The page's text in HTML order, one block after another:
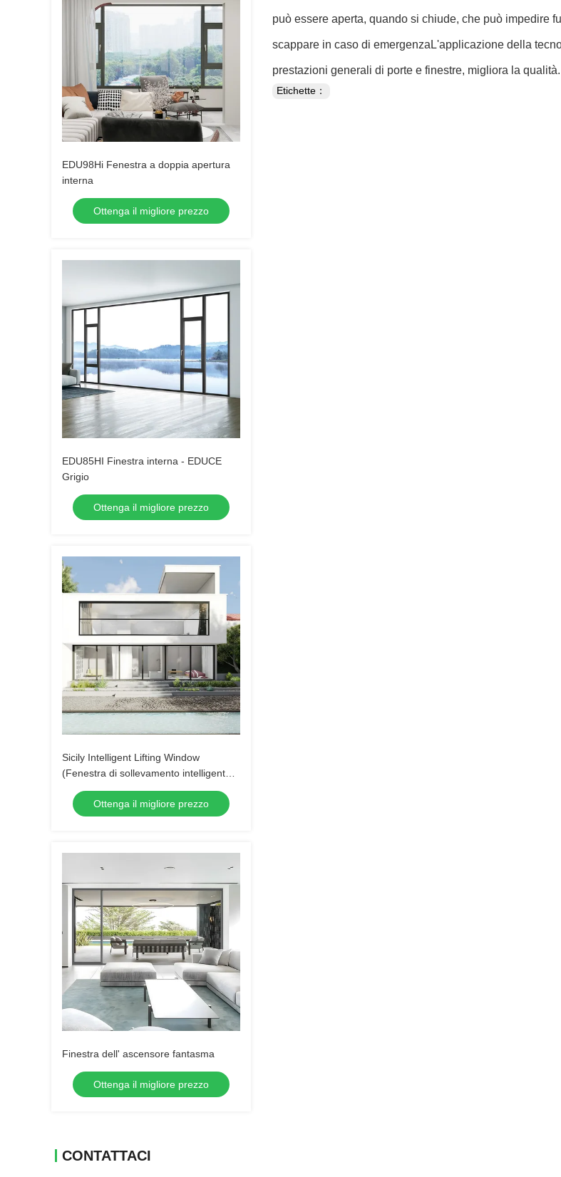
EDU98Hi Fenestra a doppia apertura
interna
Ottenga il migliore prezzo
EDU85HI Finestra interna - EDUCE
Grigio
Ottenga il migliore prezzo
Sicily Intelligent Lifting Window
(Fenestra di sollevamento intelligente
della Sicilia)
Ottenga il migliore prezzo
Finestra dell' ascensore fantasma
Ottenga il migliore prezzo
CONTATTACI
può essere aperta, quando si chiude, che può impedire
scappare in caso di emergenzaL'applicazione della
prestazioni generali di porte e finestre, migliora la qualità.
Etichette：